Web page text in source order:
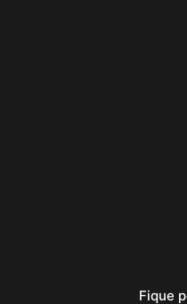
Fique